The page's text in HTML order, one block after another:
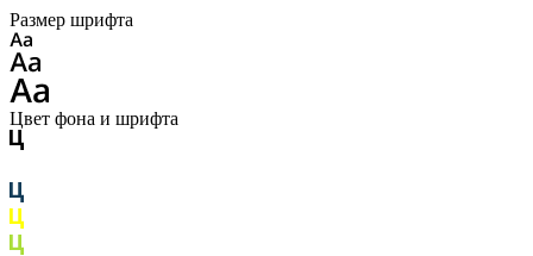
Размер шрифта
Цвет фона и шрифта